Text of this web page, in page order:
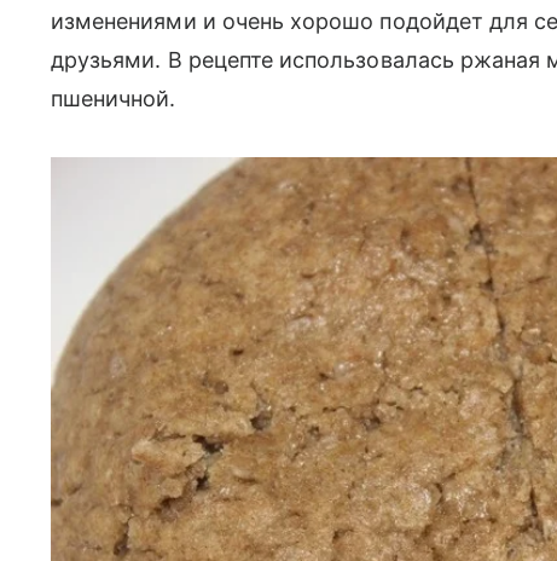
изменениями и очень хорошо подойдет для
друзьями. В рецепте использовалась
пшеничной.